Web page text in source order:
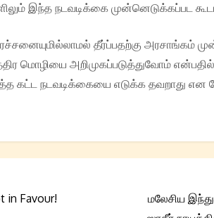
இந்த நடவடிக்கை முன்னெடுக்கப்பட
தீர்ப்பதற்கு அரசாங்கம்
மொழியை அறிமுகப்படுத்துவோம்
கட்ட நடவடிக்கையை எடுக்க தவறாது
in Favour!
மலேசிய